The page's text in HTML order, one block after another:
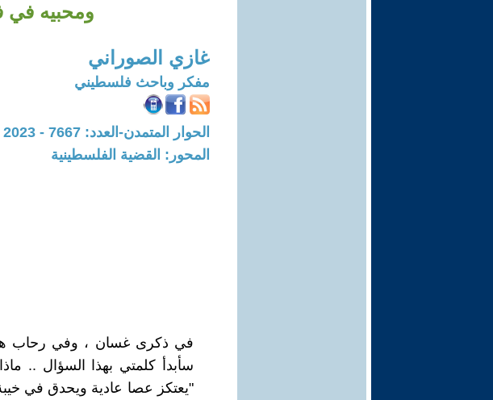
ومحبيه في
غازي الصوراني
مفكر وباحث فلسطيني
الحوار المتمدن-العدد: 7667 - 2023 / 7 / 9 - 13:01
المحور: القضية الفلسطينية
في ذكرى غسان ، وفي رحاب
سأبدأ كلمتي بهذا السؤال ..
"يعتكز عصا عادية ويحدق في